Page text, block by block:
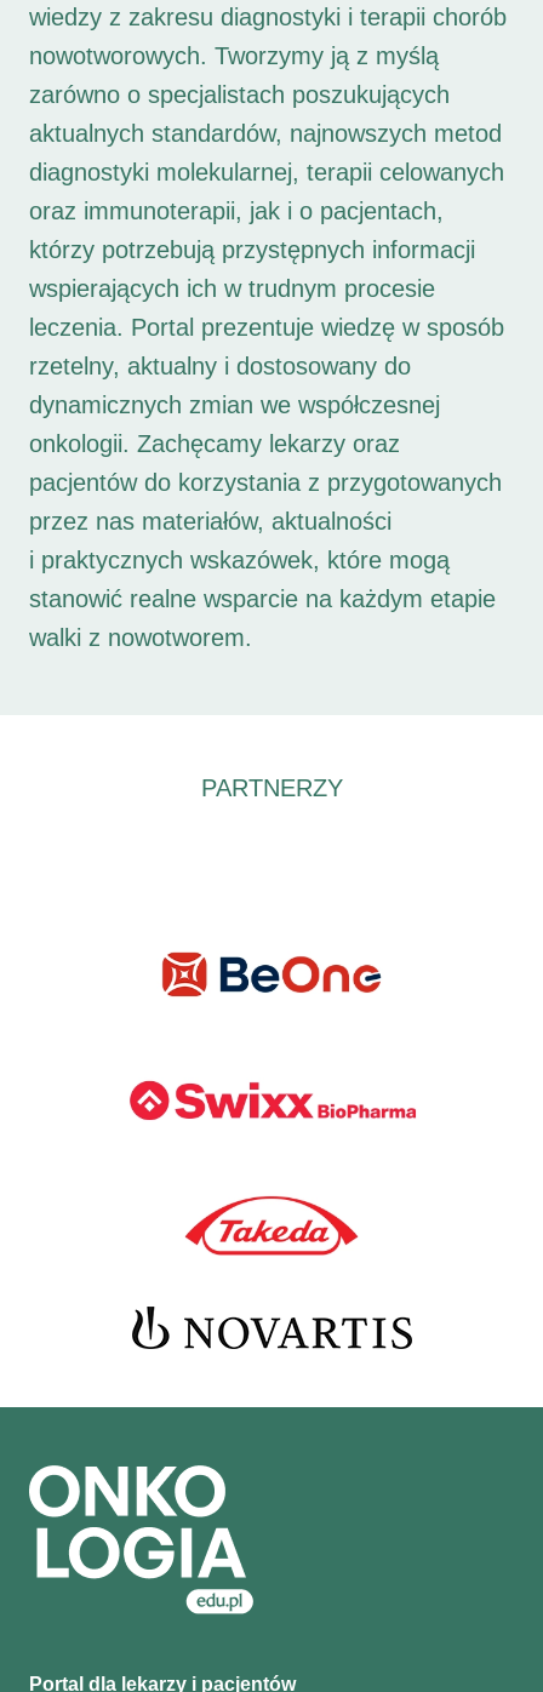
wiedzy z zakresu diagnostyki i terapii chorób
nowotworowych. Tworzymy ją z myślą
zarówno o specjalistach poszukujących
aktualnych standardów, najnowszych metod
diagnostyki molekularnej, terapii celowanych
oraz immunoterapii, jak i o pacjentach,
którzy potrzebują przystępnych informacji
wspierających ich w trudnym procesie
leczenia. Portal prezentuje wiedzę w sposób
rzetelny, aktualny i dostosowany do
dynamicznych zmian we współczesnej
onkologii. Zachęcamy lekarzy oraz
pacjentów do korzystania z przygotowanych
przez nas materiałów, aktualności
i praktycznych wskazówek, które mogą
stanowić realne wsparcie na każdym etapie
walki z nowotworem.
PARTNERZY
Portal dla lekarzy i pacjentów